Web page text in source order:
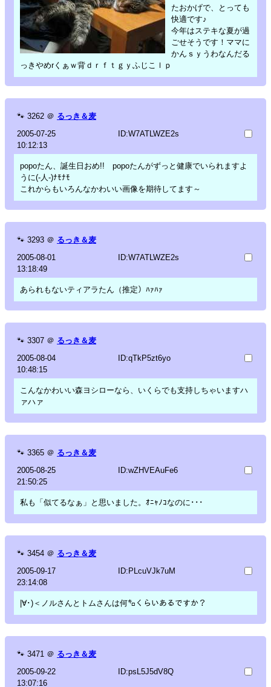
たおかげで、とっても
快適です♪
今年はステキな夏が過
ごせそうです！ママに
かんｓｙうわなんだる
っきやめrくぁｗ背ｄｒｆｔｇｙふじこｌｐ
🐾 3262 ＠ るっき＆麦
2005-07-25
10:12:13
ID:W7ATLWZE2s
popoたん、誕生日おめ!! popoたんがずっと健康でいられますよ
うに(-人-)ﾅﾓﾅﾓ
これからもいろんなかわいい画像を期待してます～
🐾 3293 ＠ るっき＆麦
2005-08-01
13:18:49
ID:W7ATLWZE2s
あられもないティアラたん（推定）ﾊｧﾊｧ
🐾 3307 ＠ るっき＆麦
2005-08-04
10:48:15
ID:qTkP5zt6yo
こんなかわいい森ヨシローなら、いくらでも支持しちゃいますハ
ァハァ
🐾 3365 ＠ るっき＆麦
2005-08-25
21:50:25
ID:wZHVEAuFe6
私も「似てるなぁ」と思いました。ｵﾆｬﾉｺなのに･･･
🐾 3454 ＠ るっき＆麦
2005-09-17
23:14:08
ID:PLcuVJk7uM
|∀･)＜ノルさんとトムさんは何㌔くらいあるですか？
🐾 3471 ＠ るっき＆麦
2005-09-22
13:07:16
ID:psL5J5dV8Q